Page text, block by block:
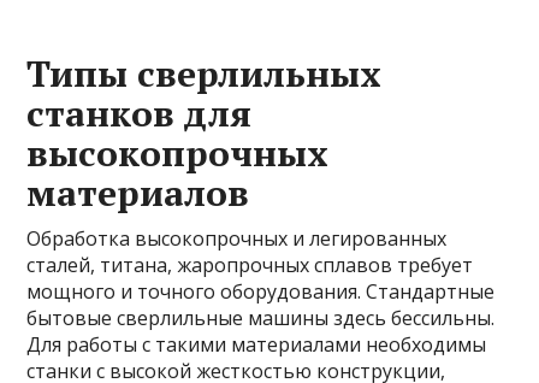
Типы сверлильных
станков для
высокопрочных
материалов
Обработка высокопрочных и легированных
сталей, титана, жаропрочных сплавов требует
мощного и точного оборудования. Стандартные
бытовые сверлильные машины здесь бессильны.
Для работы с такими материалами необходимы
станки с высокой жесткостью конструкции,